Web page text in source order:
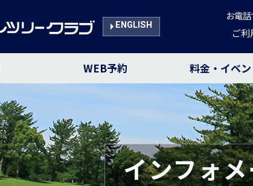
ENGLISH
お電
ご
WEB予約 料金・イベ
インフォ